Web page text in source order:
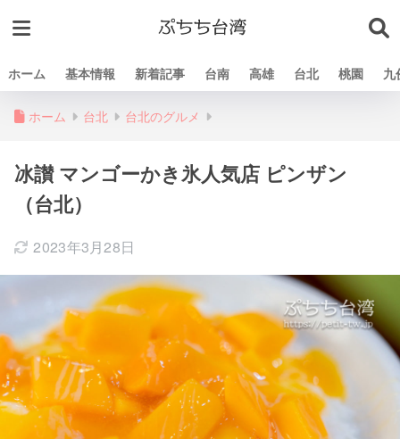
ホーム 基本情報 新着記事 台南 高雄 台北 桃園 九
ホーム 台北 台北のグルメ
冰讃 マンゴーかき氷人気店 ピンザン
（台北）
2023年3月28日